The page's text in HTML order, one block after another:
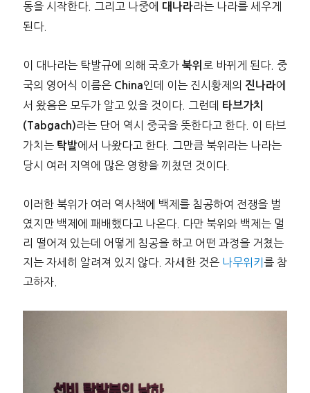
동을 시작한다. 그리고 나중에
대나라라는 나라를 세우게
된다.
이 대나라는 탁발규에 의해 국호가 북위 로 바뀌게 된다. 중
국의 영어식 이름은 China인데 이는 진시황제의 진나라에
서 왔음은 모두가 알고 있을 것이다. 그런데
타브가치
(Tabgach)라는 단어 역시 중국을 뜻한다고 한다. 이 타브
가치는 탁발에서 나왔다고 한다. 그만큼 북위라는 나라는
당시 여러 지역에 많은 영향을 끼쳤던 것이다.
이러한 북위가 여러 역사책에 백제를 침공하여 전쟁을 벌
였지만 백제에 패배했다고 나온다. 다만 북위와 백제는 멀
리 떨어져 있는데 어떻게 침공을 하고 어떤 과정을 거쳤는
지는 자세히 알려져 있지 않다. 자세한 것은 나무위키 를 참
고하자.